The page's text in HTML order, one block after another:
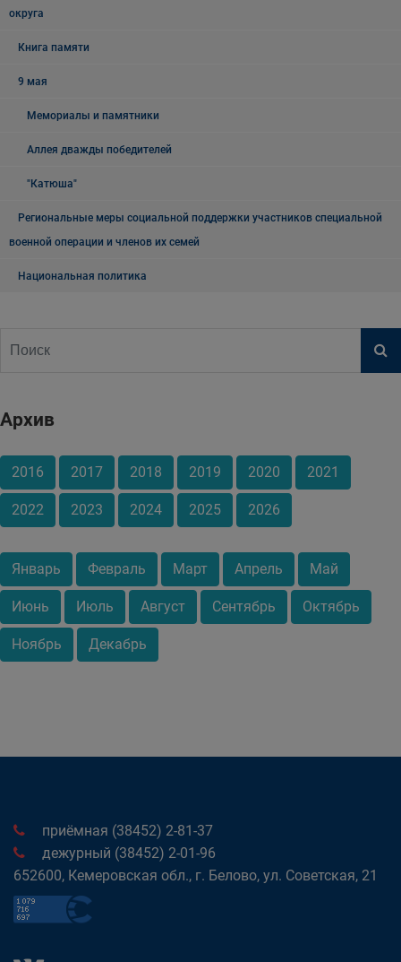
округа
Книга памяти
9 мая
Мемориалы и памятники
Аллея дважды победителей
"Катюша"
Региональные меры социальной поддержки участников специальной
военной операции и членов их семей
Национальная политика
Архив
2016 2017 2018 2019 2020 2021
2022 2023 2024 2025 2026
Январь Февраль Март Апрель Май
Июнь Июль Август Сентябрь Октябрь
Ноябрь Декабрь
приёмная (38452) 2-81-37
дежурный (38452) 2-01-96
652600, Кемеровская обл., г. Белово, ул. Советская, 21